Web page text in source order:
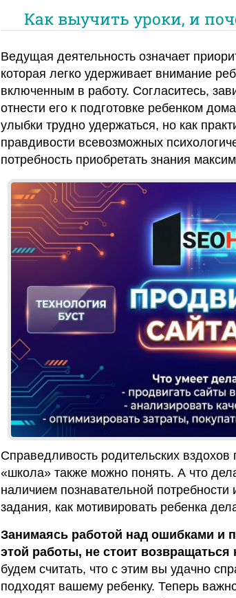
Как выучить уроки, и
Ведущая деятельность означает
которая легко удерживает внимание
включенным в работу. Согласитесь,
отнести его к подготовке ребенком
улыбки трудно удержаться, но как
правдивости всевозможных
потребность приобретать знания
Справедливость родительских
«школа» также можно понять. А что
наличием познавательной
задания, как мотивировать ребенка
Занимаясь работой над ошибками и
этой работы, не стоит
будем считать, что с этим вы удачно
подходят вашему ребенку. Теперь